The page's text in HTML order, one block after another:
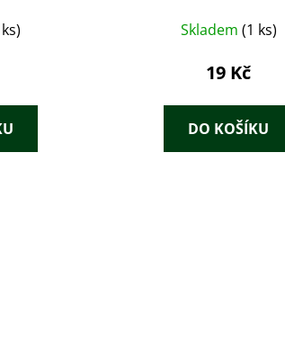
Skladem (1 ks)
19 Kč
DO KOŠÍKU